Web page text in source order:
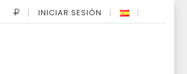
INICIAR SESIÓN